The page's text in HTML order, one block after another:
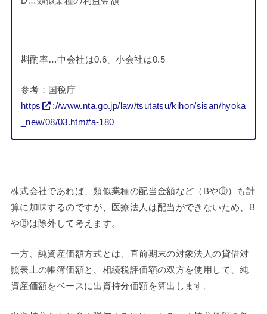
斟酌率…中会社は0.6、小会社は0.5
参考：国税庁
https
://www.nta.go.jp/law/tsutatsu/kihon/sisan/hyoka
_new/08/03.htm#a-180
株式会社であれば、類似業種の配当金額など（BやⒷ）も計
算に加味するのですが、医療法人は配当ができないため、B
やⒷは除外して考えます。
一方、純資産価額方式とは、直前期末の対象法人の貸借対
照表上の帳簿価額と、相続税評価額の双方を使用して、純
資産価額をベースに出資持分価額を算出します。